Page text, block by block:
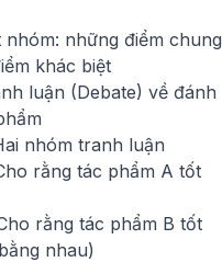
nhóm: những điểm chung
khác biệt
luận (Debate) về đánh
nhóm tranh luận
rằng tác phẩm A tốt
rằng tác phẩm B tốt
nhau)